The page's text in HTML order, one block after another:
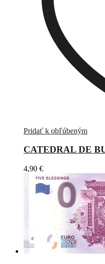
Pridať k obľúbeným
CATEDRAL DE
4,90 €